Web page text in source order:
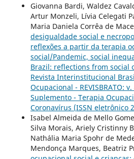
Giovanna Bardi, Waldez
Artur Monzeli, Lívia Celegati
Maria Daniela Corrêa de
desigualdade social e
reflexões a partir da terapia
social/Pandemic, social
Brazil: reflections from social
Revista Interinstitucional
Ocupacional - REVISBRATO:
Suplemento - Terapia
Coronavírus (ISSN eletrônico
Isabel Almeida de Mello
Silva Morais, Ariely Cristinny
Nathália Maria Spohr de
Mendonça Marques, Beatriz